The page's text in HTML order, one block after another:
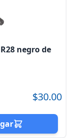
negro de
$30.00